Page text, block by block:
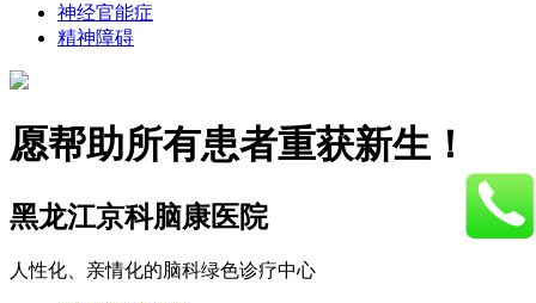
神经官能症
精神障碍
愿帮助所有患者重获新生！
黑龙江京科脑康医院
人性化、亲情化的脑科绿色诊疗中心